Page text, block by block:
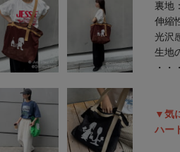
裏地
伸縮
光沢
生地
・・
▼気
ハー